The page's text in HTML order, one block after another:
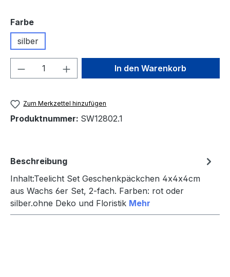
Farbeauswählen
silber
Produkt Anzahl: Gib denIn den Warenkorb
Zum Merkzettel hinzufügen
Produktnummer: SW12802.1
Beschreibung
Inhalt:Teelicht Set Geschenkpäckchen 4x4x4cm
aus Wachs 6er Set, 2-fach. Farben: rot oder
silber.ohne Deko und Floristik Mehr